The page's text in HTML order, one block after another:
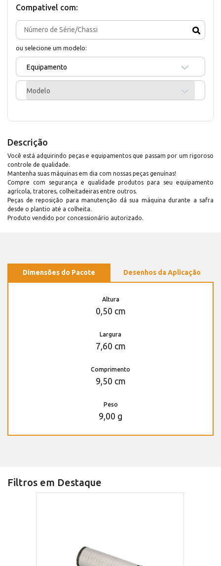
Compativel com:
ou selecione um modelo:
Equipamento
Modelo
Descrição
Você está adquirindo peças e equipamentos que passam por um rigoroso
controle de qualidade.
Mantenha suas máquinas em dia com nossas peças genuínas!
Compre com segurança e qualidade produtos para seu equipamento
agrícola, tratores, colheitadeiras entre outros.
Peças de reposição para manutenção dá sua máquina durante a safra
desde o plantio até a colheita.
Produto vendido por concessionário autorizado.
Dimensões do Pacote Desenhos da Aplicação
Altura
0,50 cm
Largura
7,60 cm
Comprimento
9,50 cm
Peso
9,00 g
Filtros em Destaque